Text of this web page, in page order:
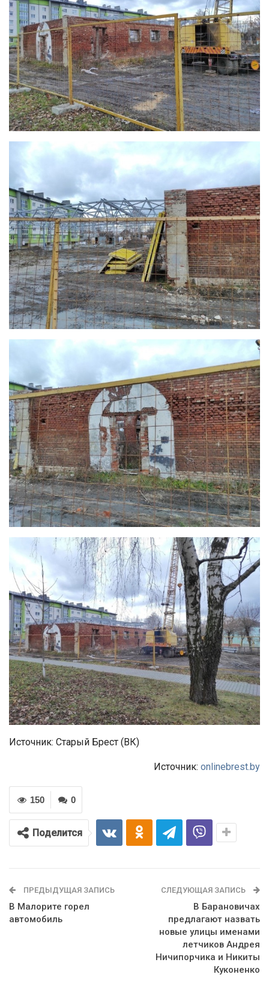
Источник: Старый Брест (ВК)
Источник: onlinebrest.by
0
150
Поделится
ПРЕДЫДУЩАЯ ЗАПИСЬ
В Малорите горел
автомобиль
СЛЕДУЮЩАЯ ЗАПИСЬ
В Барановичах
предлагают назвать
новые улицы именами
летчиков Андрея
Ничипорчика и Никиты
Куконенко